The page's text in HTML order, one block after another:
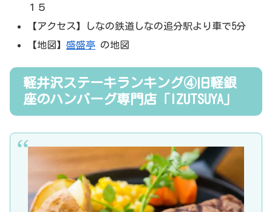
１５
【アクセス】しなの鉄道しなの追分駅より車で5分
【地図】盛盛亭 の地図
軽井沢ステーキランキング④旧軽銀
座のハンバーグ専門店「IZUTSUYA」